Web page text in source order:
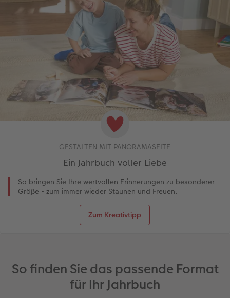
GESTALTEN MIT PANORAMASEITE
Ein Jahrbuch voller Liebe
So bringen Sie Ihre wertvollen Erinnerungen zu besonderer
Größe - zum immer wieder Staunen und Freuen.
Zum Kreativtipp
So finden Sie das passende Format
für Ihr Jahrbuch